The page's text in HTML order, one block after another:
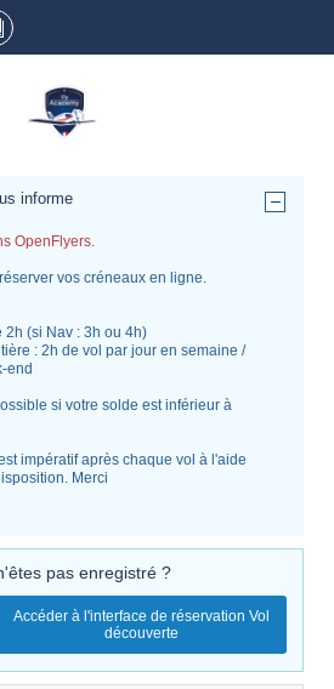
informe
OpenFlyers.
vos créneaux en ligne.
2h (si Nav : 3h ou 4h)
: 2h de vol par jour en semaine /
end
si votre solde est inférieur à
impératif après chaque vol à l'aide
Merci
pas enregistré ?
Accéder à l'interface de réservation Vol
découverte